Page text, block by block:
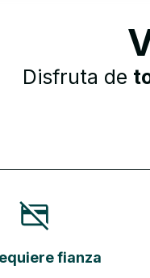
Disfruta de
fianza